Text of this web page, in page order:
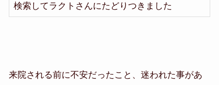
検索してラクトさんにたどりつきました
来院される前に不安だったこと、迷われた事があ